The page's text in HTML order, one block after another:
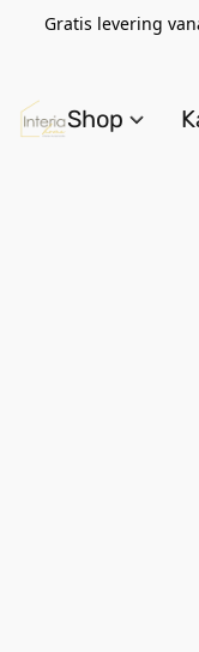
Gratis levering
Shop